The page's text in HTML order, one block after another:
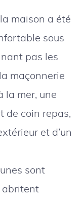
maison a été
sous
pas les
maçonnerie
la mer, une
de coin repas,
et d’un
sont
abritent